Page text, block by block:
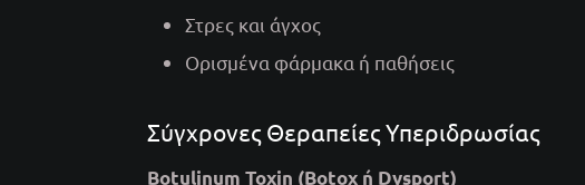
Στρες και άγχος
Ορισμένα φάρμακα ή παθήσεις
Σύγχρονες Θεραπείες Υπεριδρωσίας
Botulinum Toxin (Botox ή Dysport)